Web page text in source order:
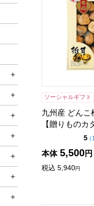
ソーシャルギフト
九州産 どんこ
【贈りものカ
5（
本体 5,500円
税込 5,940円
詳細を開く
詳細を開く
詳細を開く
詳細を開く
詳細を開く
詳細を開く
詳細を開く